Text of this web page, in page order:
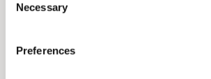
Necessary
Preferences